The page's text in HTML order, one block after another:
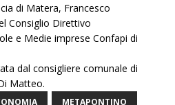
di Matera, Francesco
Consiglio Direttivo
e Medie imprese Confapi di
dal consigliere comunale di
Matteo.
METAPONTINO